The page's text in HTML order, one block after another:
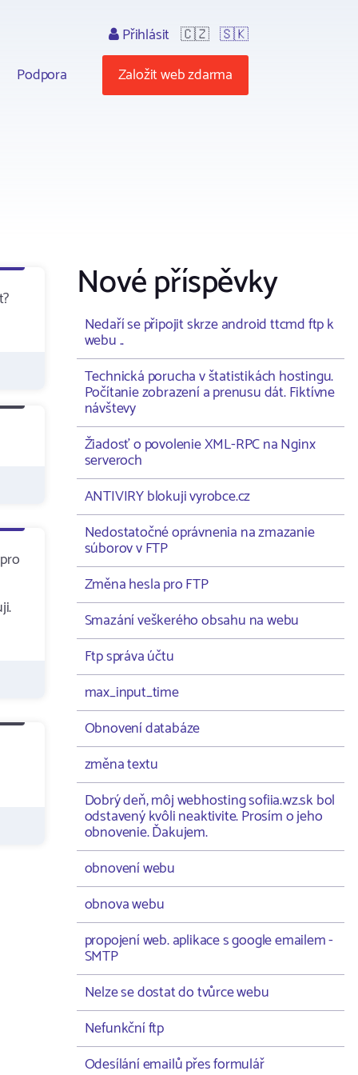
Podpora
Přihlásit 🇨🇿 🇸🇰
Založit web zdarma
Nové příspěvky
Nedaří se připojit skrze android ttcmd ftp k
webu ..
Technická porucha v štatistikách hostingu.
Počítanie zobrazení a prenusu dát. Fiktívne
návštevy
Žiadosť o povolenie XML-RPC na Nginx
serveroch
ANTIVIRY blokuji vyrobce.cz
Nedostatočné oprávnenia na zmazanie
súborov v FTP
Změna hesla pro FTP
Smazání veškerého obsahu na webu
Ftp správa účtu
max_input_time
Obnovení databáze
změna textu
Dobrý deň, môj webhosting sofiia.wz.sk bol
odstavený kvôli neaktivite. Prosím o jeho
obnovenie. Ďakujem.
obnovení webu
obnova webu
propojení web. aplikace s google emailem -
SMTP
Nelze se dostat do tvůrce webu
Nefunkční ftp
Odesílání emailů přes formulář